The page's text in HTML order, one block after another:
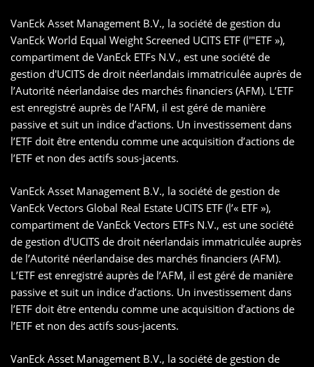
VanEck Asset Management B.V., la société de gestion du
VanEck World Equal Weight Screened UCITS ETF (l'"ETF »),
compartiment de VanEck ETFs N.V., est une société de
gestion d'UCITS de droit néerlandais immatriculée auprès de
l’Autorité néerlandaise des marchés financiers (AFM). L’ETF
est enregistré auprès de l’AFM, il est géré de manière
passive et suit un indice d’actions. Un investissement dans
l’ETF doit être entendu comme une acquisition d’actions de
l’ETF et non des actifs sous-jacents.
VanEck Asset Management B.V., la société de gestion de
VanEck Vectors Global Real Estate UCITS ETF (l’« ETF »),
compartiment de VanEck Vectors ETFs N.V., est une société
de gestion d'UCITS de droit néerlandais immatriculée auprès
de l’Autorité néerlandaise des marchés financiers (AFM).
L’ETF est enregistré auprès de l’AFM, il est géré de manière
passive et suit un indice d’actions. Un investissement dans
l’ETF doit être entendu comme une acquisition d’actions de
l’ETF et non des actifs sous-jacents.
VanEck Asset Management B.V., la société de gestion de